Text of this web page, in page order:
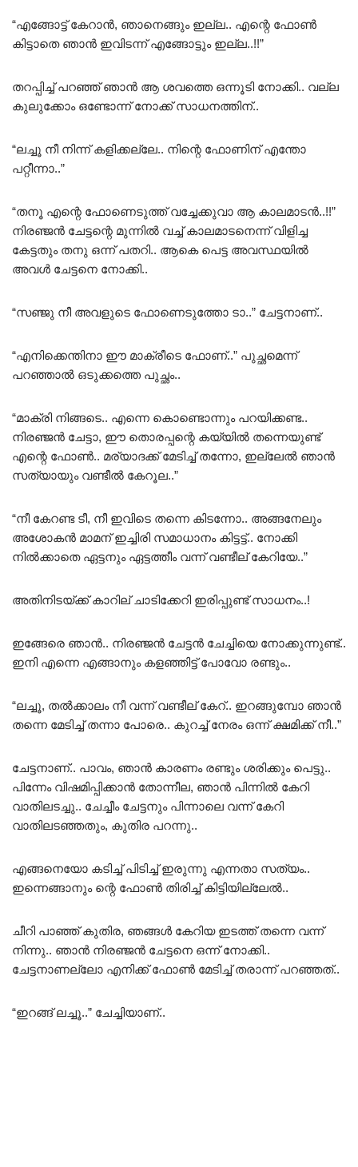
“എങ്ങോട്ട് കേറാൻ, ഞാനെങ്ങും ഇല്ല.. എന്റെ ഫോൺ
കിട്ടാതെ ഞാൻ ഇവിടന്ന് എങ്ങോട്ടും ഇല്ല..!!”
തറപ്പിച്ച് പറഞ്ഞ് ഞാൻ ആ ശവത്തെ ഒന്നൂടി നോക്കി.. വല്ല
കുലുക്കോം ഒണ്ടോന്ന് നോക്ക് സാധനത്തിന്..
“ലച്ചൂ നീ നിന്ന് കളിക്കല്ലേ.. നിന്റെ ഫോണിന് എന്തോ
പറ്റീന്നാ..”
“തനൂ എന്റെ ഫോണെടുത്ത് വച്ചേക്കുവാ ആ കാലമാടൻ..!!”
നിരഞ്ജൻ ചേട്ടന്റെ മുന്നിൽ വച്ച് കാലമാടനെന്ന് വിളിച്ച
കേട്ടതും തനു ഒന്ന് പതറി.. ആകെ പെട്ട അവസ്ഥയിൽ
അവൾ ചേട്ടനെ നോക്കി..
“സഞ്ജു നീ അവളുടെ ഫോണെടുത്തോ ടാ..” ചേട്ടനാണ്..
“എനിക്കെന്തിനാ ഈ മാക്രീടെ ഫോണ്..” പുച്ഛമെന്ന്
പറഞ്ഞാൽ ഒടുക്കത്തെ പുച്ഛം..
“മാക്രി നിങ്ങടെ.. എന്നെ കൊണ്ടൊന്നും പറയിക്കണ്ട..
നിരഞ്ജൻ ചേട്ടാ, ഈ തൊരപ്പന്റെ കയ്യിൽ തന്നെയുണ്ട്
എന്റെ ഫോൺ.. മര്യാദക്ക് മേടിച്ച് തന്നോ, ഇല്ലേൽ ഞാൻ
സത്യായും വണ്ടീൽ കേറൂല..”
“നീ കേറണ്ട ടീ, നീ ഇവിടെ തന്നെ കിടന്നോ.. അങ്ങനേലും
അശോകൻ മാമന് ഇച്ചിരി സമാധാനം കിട്ടട്ട്.. നോക്കി
നിൽക്കാതെ ഏട്ടനും ഏട്ടത്തീം വന്ന് വണ്ടീല് കേറിയേ..”
അതിനിടയ്ക്ക് കാറില് ചാടിക്കേറി ഇരിപ്പുണ്ട് സാധനം..!
ഇങ്ങേരെ ഞാൻ.. നിരഞ്ജൻ ചേട്ടൻ ചേച്ചിയെ നോക്കുന്നുണ്ട്..
ഇനി എന്നെ എങ്ങാനും കളഞ്ഞിട്ട് പോവോ രണ്ടും..
“ലച്ചൂ, തൽക്കാലം നീ വന്ന് വണ്ടീല് കേറ്.. ഇറങ്ങുമ്പോ ഞാൻ
തന്നെ മേടിച്ച് തന്നാ പോരെ.. കുറച്ച് നേരം ഒന്ന് ക്ഷമിക്ക് നീ..”
ചേട്ടനാണ്.. പാവം, ഞാൻ കാരണം രണ്ടും ശരിക്കും പെട്ടു..
പിന്നേം വിഷമിപ്പിക്കാൻ തോന്നീല, ഞാൻ പിന്നിൽ കേറി
വാതിലടച്ചു.. ചേച്ചീം ചേട്ടനും പിന്നാലെ വന്ന് കേറി
വാതിലടഞ്ഞതും, കുതിര പറന്നു..
എങ്ങനെയോ കടിച്ച് പിടിച്ച് ഇരുന്നു എന്നതാ സത്യം..
ഇന്നെങ്ങാനും ന്റെ ഫോൺ തിരിച്ച് കിട്ടിയില്ലേൽ..
ചീറി പാഞ്ഞ് കുതിര, ഞങ്ങൾ കേറിയ ഇടത്ത് തന്നെ വന്ന്
നിന്നു.. ഞാൻ നിരഞ്ജൻ ചേട്ടനെ ഒന്ന് നോക്കി..
ചേട്ടനാണല്ലോ എനിക്ക് ഫോൺ മേടിച്ച് തരാന്ന് പറഞ്ഞത്..
“ഇറങ്ങ് ലച്ചൂ..” ചേച്ചിയാണ്..